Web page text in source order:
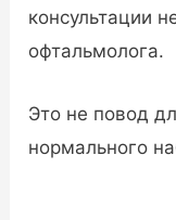
консультации
офтальмолога.
Это не повод
нормального